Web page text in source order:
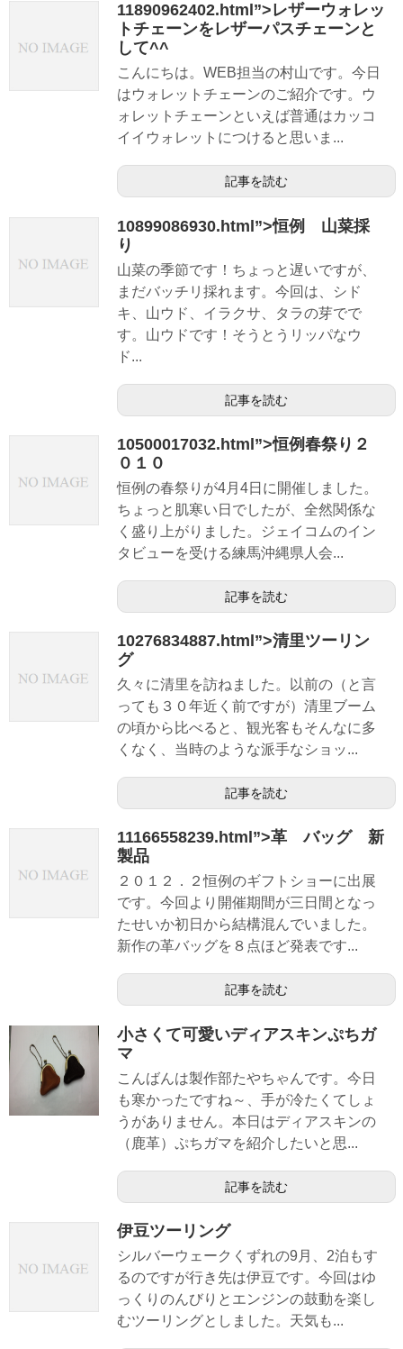
11890962402.html”>レザーウォレッ
トチェーンをレザーパスチェーンと
して^^
こんにちは。WEB担当の村山です。今日
はウォレットチェーンのご紹介です。ウ
ォレットチェーンといえば普通はカッコ
イイウォレットにつけると思いま...
記事を読む
10899086930.html”>恒例 山菜採
り
山菜の季節です！ちょっと遅いですが、
まだバッチリ採れます。今回は、シド
キ、山ウド、イラクサ、タラの芽でで
す。山ウドです！そうとうリッパなウ
ド...
記事を読む
10500017032.html”>恒例春祭り２
０１０
恒例の春祭りが4月4日に開催しました。
ちょっと肌寒い日でしたが、全然関係な
く盛り上がりました。ジェイコムのイン
タビューを受ける練馬沖縄県人会...
記事を読む
10276834887.html”>清里ツーリン
グ
久々に清里を訪ねました。以前の（と言
っても３０年近く前ですが）清里ブーム
の頃から比べると、観光客もそんなに多
くなく、当時のような派手なショッ...
記事を読む
11166558239.html”>革 バッグ 新
製品
２０１２．２恒例のギフトショーに出展
です。今回より開催期間が三日間となっ
たせいか初日から結構混んでいました。
新作の革バッグを８点ほど発表です...
記事を読む
小さくて可愛いディアスキンぷちガ
マ
こんばんは製作部たやちゃんです。今日
も寒かったですね～、手が冷たくてしょ
うがありません。本日はディアスキンの
（鹿革）ぷちガマを紹介したいと思...
記事を読む
伊豆ツーリング
シルバーウェークくずれの9月、2泊もす
るのですが行き先は伊豆です。今回はゆ
っくりのんびりとエンジンの鼓動を楽し
むツーリングとしました。天気も...